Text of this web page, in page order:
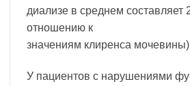
диализе в среднем составляет
отношению к
значениям клиренса мочевины)
У пациентов с нарушениями